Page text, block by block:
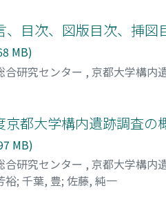
、目次、図版目次、挿図
MB)
合研究センター , 京都大学構内
京都大学構内遺跡調査の
MB)
合研究センター , 京都大学構内
裕; 千葉, 豊; 佐藤, 純一